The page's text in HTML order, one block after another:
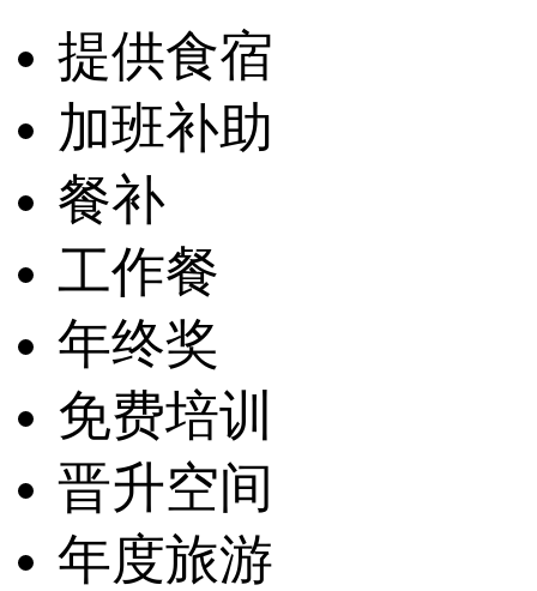
提供食宿
加班补助
餐补
工作餐
年终奖
免费培训
晋升空间
年度旅游